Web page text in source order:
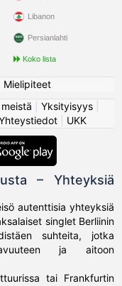
Libanon
Persianlahti
Koko lista
Mielipiteet
Yksityisyys|
UKK
– Yhteyksiä
autenttisia yhteyksiä
singlet Berliinin
suhteita, jotka
ja aitoon
tai Frankfurtin